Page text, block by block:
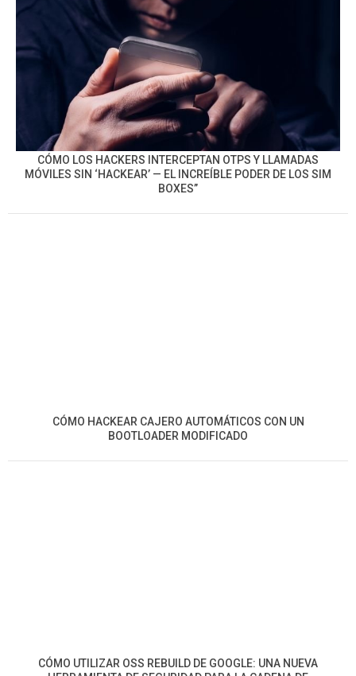
CÓMO LOS HACKERS INTERCEPTAN OTPS Y LLAMADAS
MÓVILES SIN ‘HACKEAR’ — EL INCREÍBLE PODER DE LOS SIM
BOXES”
CÓMO HACKEAR CAJERO AUTOMÁTICOS CON UN
BOOTLOADER MODIFICADO
CÓMO UTILIZAR OSS REBUILD DE GOOGLE: UNA NUEVA